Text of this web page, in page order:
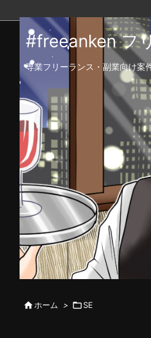
#freeanken フ
専業フリーランス・副業向け案
 ホーム > SE